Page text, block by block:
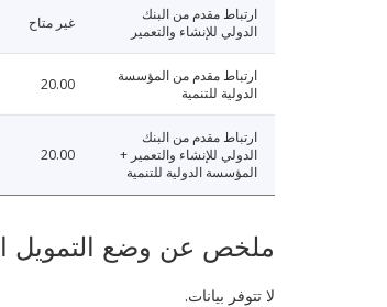
ارتباط مقدم من البنك
الدولي للإنشاء والتعمير
غير متاح
ارتباط مقدم من المؤسسة
الدولية للتنمية
20.00
ارتباط مقدم من البنك
الدولي للإنشاء والتعمير +
المؤسسة الدولية للتنمية
20.00
ملخص عن وضع التمويل
لا تتوفر بيانات.